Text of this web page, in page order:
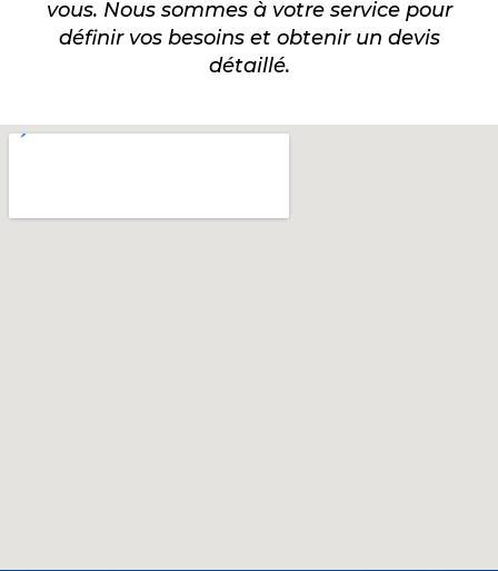
vous. Nous sommes à votre service pour
définir vos besoins et obtenir un devis
détaillé.